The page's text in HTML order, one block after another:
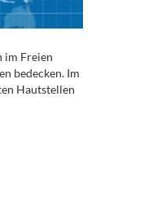
im Freien
bedecken. Im
Hautstellen